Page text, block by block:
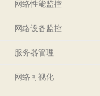
网络性能监控
网络设备监控
服务器管理
网络可视化